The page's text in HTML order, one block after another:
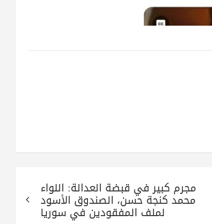
مجرم كبير في قبضة العدالة: اللواء
محمد كنجة حسن، الصندوق الأسود
لملف المفقودين في سوريا